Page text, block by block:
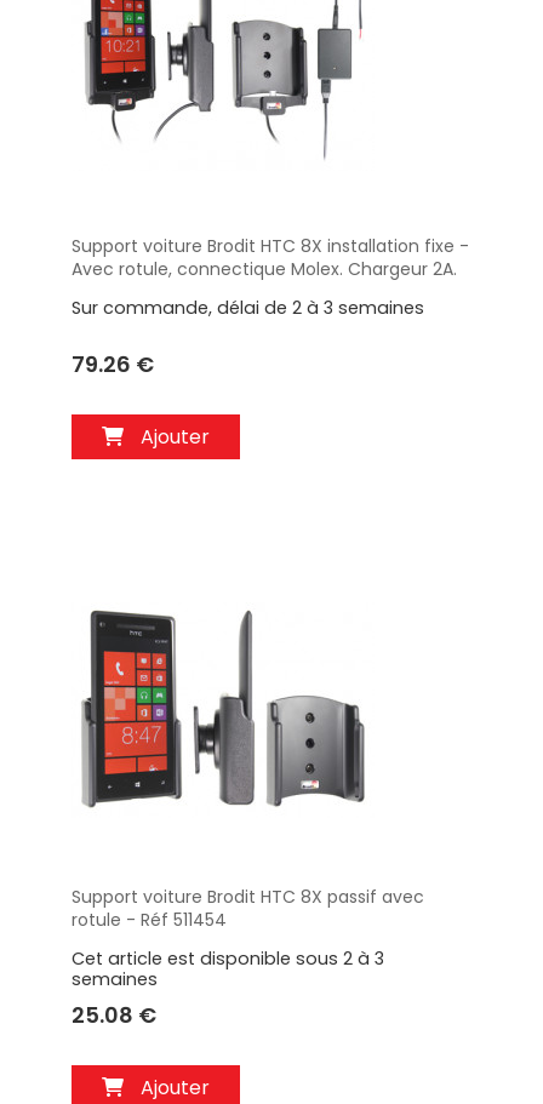
Aperçu
Support voiture Brodit HTC 8X installation fixe -
Avec rotule, connectique Molex. Chargeur 2A.
Sur commande, délai de 2 à 3 semaines
79.26 €
Ajouter
Aperçu
Support voiture Brodit HTC 8X passif avec
rotule - Réf 511454
Cet article est disponible sous 2 à 3
semaines
25.08 €
Ajouter